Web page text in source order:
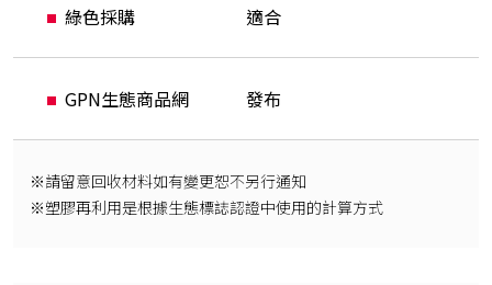
綠色採購 適合
GPN生態商品網 發布
※請留意回收材料如有變更恕不另行通知
※塑膠再利用是根據生態標誌認證中使用的計算方式